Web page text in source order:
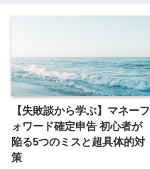
【失敗談から学ぶ】マネーフ
ォワード確定申告 初心者が
陥る5つのミスと超具体的対
策